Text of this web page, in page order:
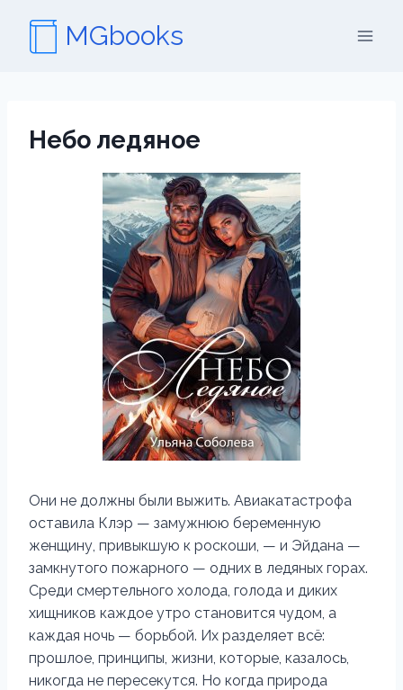
содержимому
MGbooks
Небо ледяное
Они не должны были выжить. Авиакатастрофа
оставила Клэр — замужнюю беременную
женщину, привыкшую к роскоши, — и Эйдана —
замкнутого пожарного — одних в ледяных горах.
Среди смертельного холода, голода и диких
хищников каждое утро становится чудом, а
каждая ночь — борьбой. Их разделяет всё:
прошлое, принципы, жизни, которые, казалось,
никогда не пересекутся. Но когда природа